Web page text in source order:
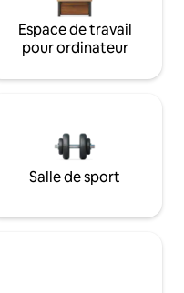
Espace de travail
pour ordinateur
Salle de sport